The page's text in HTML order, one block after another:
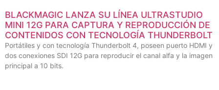
BLACKMAGIC LANZA SU LÍNEA ULTRASTUDIO
MINI 12G PARA CAPTURA Y REPRODUCCIÓN DE
CONTENIDOS CON TECNOLOGÍA THUNDERBOLT
Portátiles y con tecnología Thunderbolt 4, poseen puerto HDMI y
dos conexiones SDI 12G para reproducir el canal alfa y la imagen
principal a 10 bits.